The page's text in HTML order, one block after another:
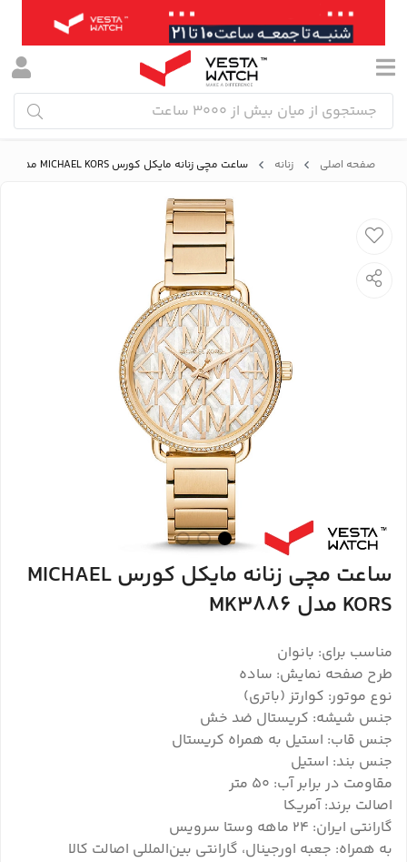
صفحه اصلی زنانه ساعت مچی زنانه مایکل کورس MICHAEL KORS مدل MK3886
ساعت مچی زنانه مایکل کورس MICHAEL
KORS مدل MK3886
مناسب برای: بانوان
طرح صفحه نمایش: ساده
نوع موتور: کوارتز (باتری)
جنس شیشه: کریستال ضد خش
جنس قاب: استیل به همراه کریستال
جنس بند: استیل
مقاومت در برابر آب: ۵۰ متر
اصالت برند: آمریکا
گارانتی ایران: ۲۴ ماهه وستا سرویس
به همراه: جعبه اورجینال، گارانتی بین‌المللی اصالت کالا